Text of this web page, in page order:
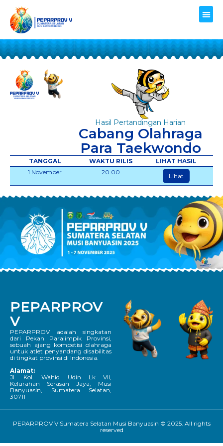
Hasil Pertandingan Harian
Cabang Olahraga
Para Taekwondo
TANGGAL WAKTU RILIS
LIHAT HASIL
1 November
20.00
Lihat
PEPARPROV
V
PEPARPROV adalah singkatan
dari Pekan Paralimpik Provinsi,
sebuah ajang kompetisi olahraga
untuk atlet penyandang disabilitas
di tingkat provinsi di Indonesia.
Alamat:
Jl. Kol. Wahid Udin Lk VII,
Kelurahan Serasan Jaya, Musi
Banyuasin, Sumatera Selatan,
30711
PEPARPROV V Sumatera Selatan Musi Banyuasin © 2025. All rights
reserved